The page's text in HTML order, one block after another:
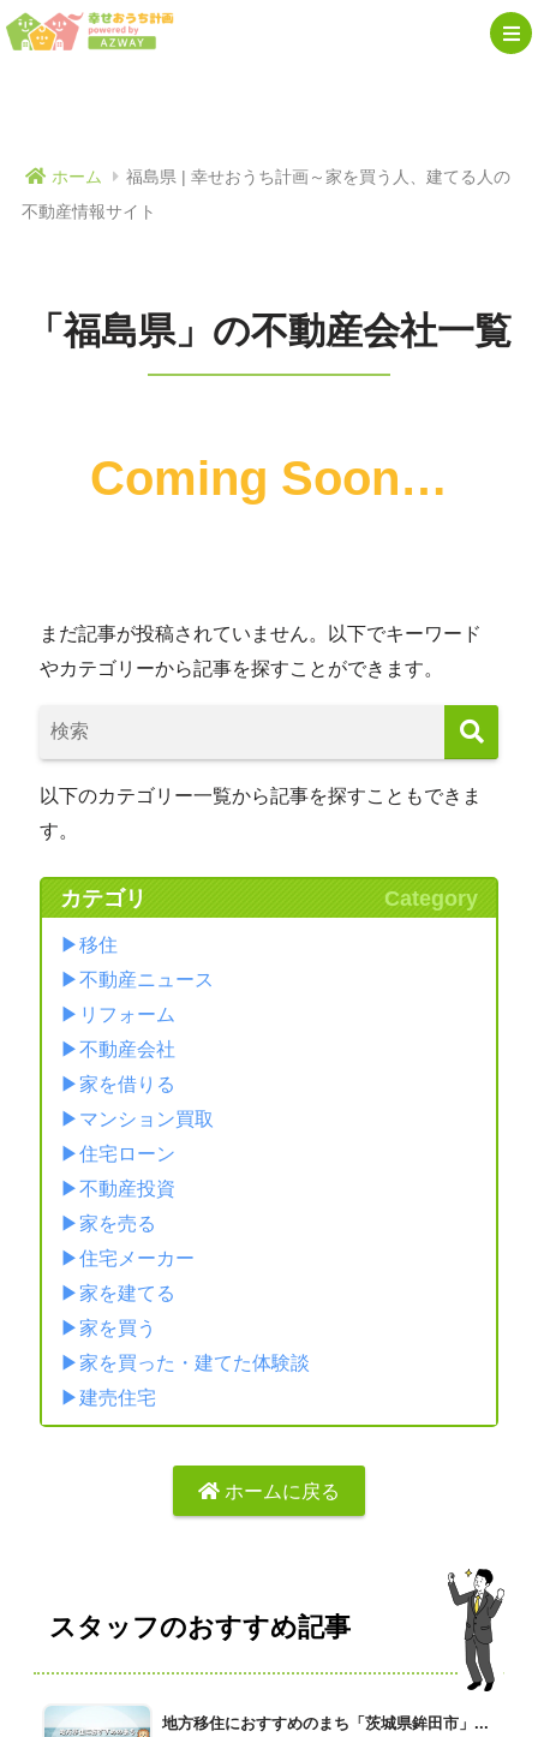
ホーム
福島県 | 幸せおうち計画～家を買う人、建てる人の
不動産情報サイト
「福島県」の不動産会社一覧
Coming Soon…
まだ記事が投稿されていません。以下でキーワード
やカテゴリーから記事を探すことができます。
以下のカテゴリー一覧から記事を探すこともできま
す。
カテゴリ Category
移住
不動産ニュース
リフォーム
不動産会社
家を借りる
マンション買取
住宅ローン
不動産投資
家を売る
住宅メーカー
家を建てる
家を買う
家を買った・建てた体験談
建売住宅
ホームに戻る
スタッフのおすすめ記事
地方移住におすすめのまち「茨城県鉾田市」...